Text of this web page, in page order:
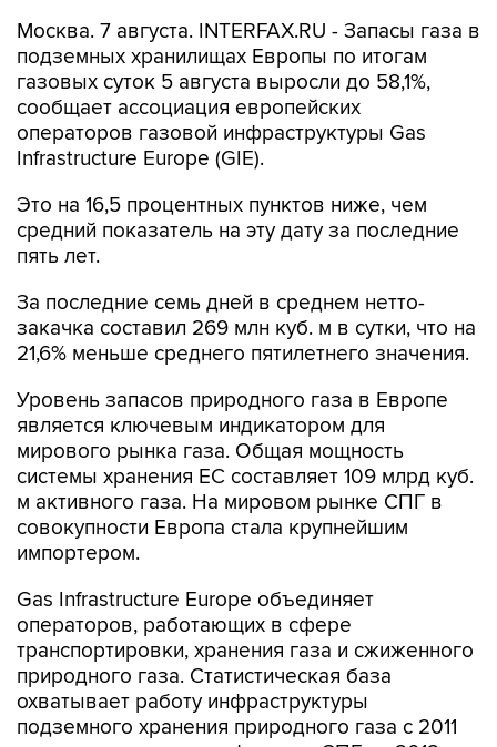
газовых суток 5 августа выросли до 58,1%,
сообщает ассоциация европейских
операторов газовой инфраструктуры Gas
Infrastructure Europe (GIE).
Это на 16,5 процентных пунктов ниже, чем
пять лет.
За последние семь дней в среднем нетто-
21,6% меньше среднего пятилетнего значения.
Уровень запасов природного газа в Европе
мирового рынка газа. Общая мощность
системы хранения ЕС составляет 109 млрд куб.
м активного газа. На мировом рынке СПГ в
совокупности Европа стала крупнейшим
импортером.
Gas Infrastructure Europe объединяет
транспортировки, хранения газа и сжиженного
природного газа. Статистическая база
охватывает работу инфраструктуры
подземного хранения природного газа с 2011
года, приема и регазификации СПГ - с 2012
года.